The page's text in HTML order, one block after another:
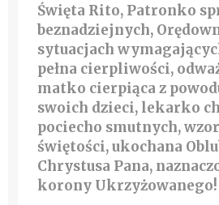
Święta Rito, Patronko
beznadziejnych,
sytuacjach
pełna cierpliwości,
matko cierpiąca z
swoich dzieci, lekarko
pociecho smutnych,
świętości, ukochana
Chrystusa Pana,
korony Ukrzyżowanego!